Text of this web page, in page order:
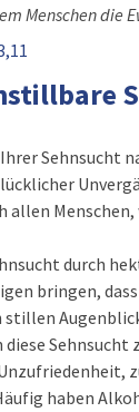
Menschen die
Sehnsucht
allen Menschen,
durch
bringen,
Sehnsucht
haben